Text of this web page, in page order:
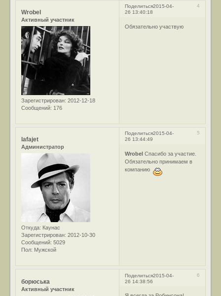
Поделиться 4
2015-04-
26 13:40:18
Wrobel
Активный участник
Зарегистрирован: 2012-12-18
Сообщений: 176
Обязательно участвую
Поделиться 5
2015-04-
26 13:44:49
lafajet
Администратор
Откуда: Каунас
Зарегистрирован: 2012-10-30
Сообщений: 5029
Пол: Мужской
Wrobel Спасибо за участие.
Обязательно принимаем в
компанию
Поделиться 6
2015-04-
26 14:38:56
борюська
Активный участник